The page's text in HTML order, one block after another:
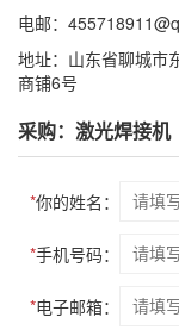
电邮：
地址：山东省聊城市
商铺6号
采购：激光焊接机
*你的姓名：
*手机号码：
*电子邮箱：